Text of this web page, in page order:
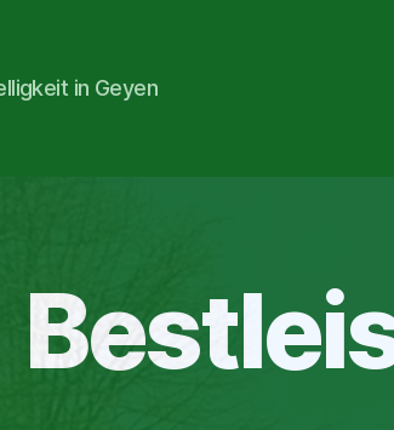
in Geyen